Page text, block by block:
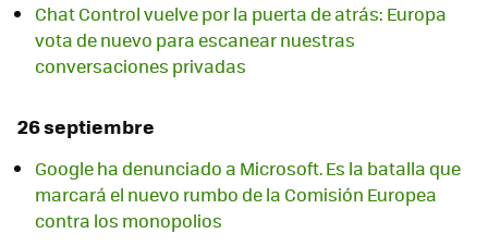
Chat Control vuelve por la puerta de atrás: Europa
vota de nuevo para escanear nuestras
conversaciones privadas
26 septiembre
Google ha denunciado a Microsoft. Es la batalla que
marcará el nuevo rumbo de la Comisión Europea
contra los monopolios